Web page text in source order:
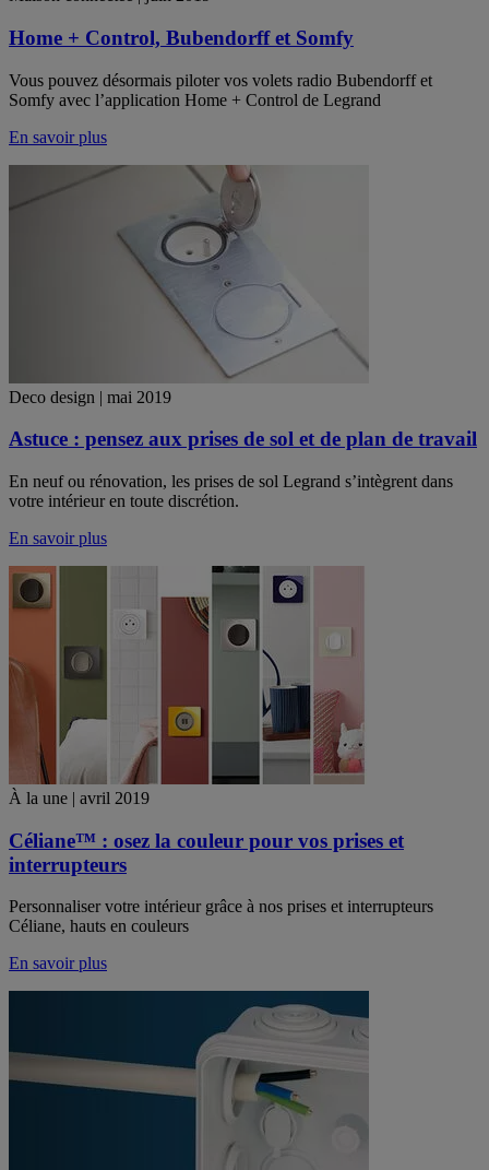
Home + Control, Bubendorff et Somfy
Vous pouvez désormais piloter vos volets radio Bubendorff et
Somfy avec l’application Home + Control de Legrand
En savoir plus
Deco design | mai 2019
Astuce : pensez aux prises de sol et de plan de travail
En neuf ou rénovation, les prises de sol Legrand s’intègrent dans
votre intérieur en toute discrétion.
En savoir plus
À la une | avril 2019
Céliane™ : osez la couleur pour vos prises et
interrupteurs
Personnaliser votre intérieur grâce à nos prises et interrupteurs
Céliane, hauts en couleurs
En savoir plus